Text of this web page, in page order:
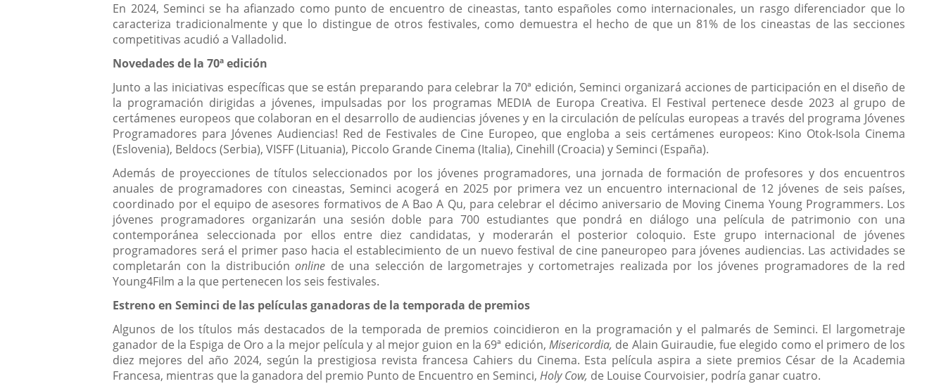
En 2024, Seminci se ha afianzado como punto de encuentro de cineastas, tanto españoles como internacionales, un rasgo diferenciador que lo
caracteriza tradicionalmente y que lo distingue de otros festivales, como demuestra el hecho de que un 81% de los cineastas de las secciones
competitivas acudió a Valladolid.
Novedades de la 70ª edición
Junto a las iniciativas específicas que se están preparando para celebrar la 70ª edición, Seminci organizará acciones de participación en el diseño de
la programación dirigidas a jóvenes, impulsadas por los programas MEDIA de Europa Creativa. El Festival pertenece desde 2023 al grupo de
certámenes europeos que colaboran en el desarrollo de audiencias jóvenes y en la circulación de películas europeas a través del programa Jóvenes
Programadores para Jóvenes Audiencias! Red de Festivales de Cine Europeo, que engloba a seis certámenes europeos: Kino Otok-Isola Cinema
(Eslovenia), Beldocs (Serbia), VISFF (Lituania), Piccolo Grande Cinema (Italia), Cinehill (Croacia) y Seminci (España).
Además de proyecciones de títulos seleccionados por los jóvenes programadores, una jornada de formación de profesores y dos encuentros
anuales de programadores con cineastas, Seminci acogerá en 2025 por primera vez un encuentro internacional de 12 jóvenes de seis países,
coordinado por el equipo de asesores formativos de A Bao A Qu, para celebrar el décimo aniversario de Moving Cinema Young Programmers. Los
jóvenes programadores organizarán una sesión doble para 700 estudiantes que pondrá en diálogo una película de patrimonio con una
contemporánea seleccionada por ellos entre diez candidatas, y moderarán el posterior coloquio. Este grupo internacional de jóvenes
programadores será el primer paso hacia el establecimiento de un nuevo festival de cine paneuropeo para jóvenes audiencias. Las actividades se
completarán con la distribuciónonline de una selección de largometrajes y cortometrajes realizada por los jóvenes programadores de la red
Young4Film a la que pertenecen los seis festivales.
Estreno en Seminci de las películas ganadoras de la temporada de premios
Algunos de los títulos más destacados de la temporada de premios coincidieron en la programación y el palmarés de Seminci. El largometraje
ganador de la Espiga de Oro a la mejor película y al mejor guion en la 69ª edición, Misericordia, de Alain Guiraudie, fue elegido como el primero de los
diez mejores del año 2024, según la prestigiosa revista francesa Cahiers du Cinema. Esta película aspira a siete premios César de la Academia
Francesa, mientras que la ganadora del premio Punto de Encuentro en Seminci,Holy Cow, de Louise Courvoisier, podría ganar cuatro.